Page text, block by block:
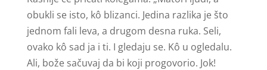
obukli se isto, kô blizanci. Jedina razlika je što
jednom fali leva, a drugom desna ruka. Seli,
ovako kô sad ja i ti. I gledaju se. Kô u ogledalu.
Ali, bože sačuvaj da bi koji progovorio. Jok!